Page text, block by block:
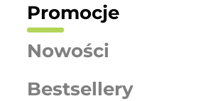
Promocje
Nowości
Bestsellery